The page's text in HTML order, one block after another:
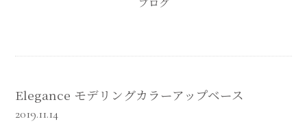
Elegance モデリングカラーアップベース
2019.11.14